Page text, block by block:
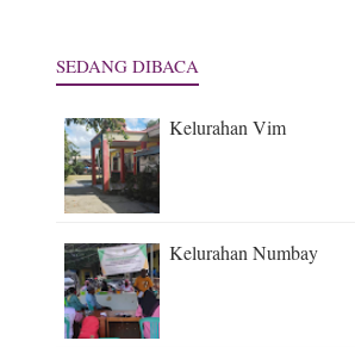
SEDANG DIBACA
Kelurahan Vim
Kelurahan Numbay